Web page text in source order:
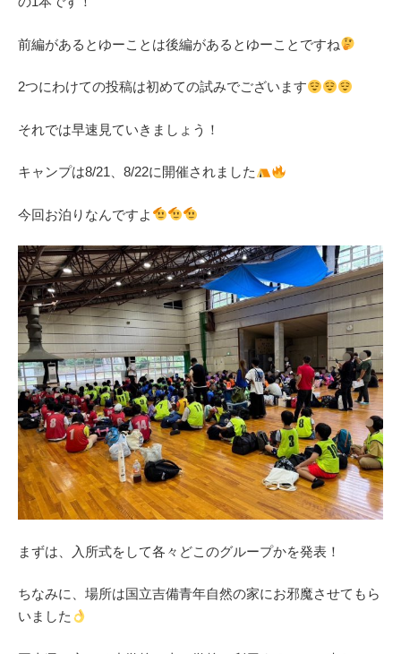
前編があるとゆーことは後編があるとゆーことですね
2つにわけての投稿は初めての試みでございます
それでは早速見ていきましょう！
キャンプは8/21、8/22に開催されました
今回お泊りなんですよ
まずは、入所式をして各々どこのグループかを発表！
ちなみに、場所は国立吉備青年自然の家にお邪魔させてもら
いました